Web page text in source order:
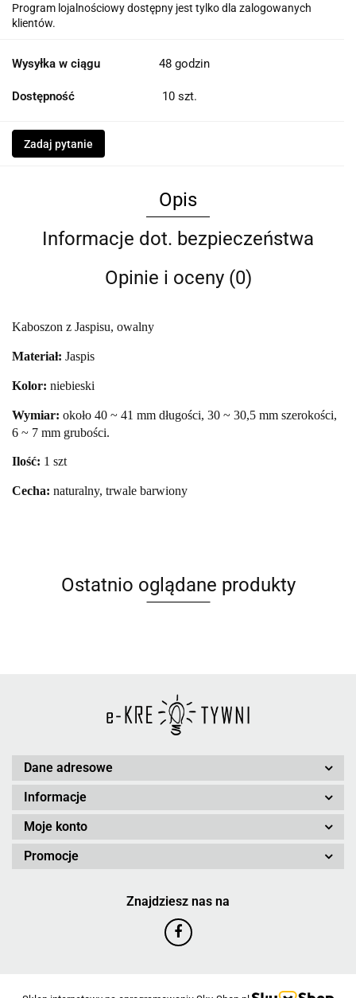
Program lojalnościowy dostępny jest tylko dla zalogowanych
klientów.
Wysyłka w ciągu 48 godzin
Dostępność 10 szt.
Zadaj pytanie
Opis
Informacje dot. bezpieczeństwa
Opinie i oceny (0)
Kaboszon z Jaspisu, owalny
Materiał: Jaspis
Kolor: niebieski
Wymiar: około 40 ~ 41 mm długości, 30 ~ 30,5 mm szerokości,
6 ~ 7 mm grubości.
Ilość: 1 szt
Cecha: naturalny, trwale barwiony
Ostatnio oglądane produkty
Dane adresowe
Informacje
Moje konto
Promocje
Znajdziesz nas na